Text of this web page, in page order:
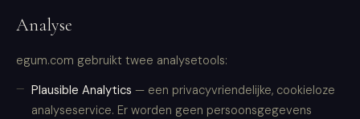
Analyse
egum.com gebruikt twee analysetools:
Plausible Analytics — een privacyvriendelijke, cookieloze
analyseservice. Er worden geen persoonsgegevens